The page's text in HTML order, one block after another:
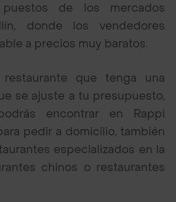
de los mercados
donde los vendedores
a precios muy baratos.
que tenga una
se ajuste a tu presupuesto,
encontrar en Rappi
pedir a domicilio, también
especializados en la
chinos o restaurantes